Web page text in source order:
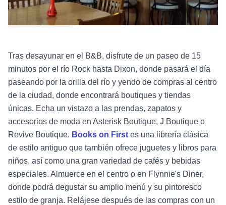
Tras desayunar en el B&B, disfrute de un paseo de 15
minutos por el río Rock hasta Dixon, donde pasará el día
paseando por la orilla del río y yendo de compras al centro
de la ciudad, donde encontrará boutiques y tiendas
únicas. Echa un vistazo a las prendas, zapatos y
accesorios de moda en Asterisk Boutique, J Boutique o
Revive Boutique. Books on First es una librería clásica
de estilo antiguo que también ofrece juguetes y libros para
niños, así como una gran variedad de cafés y bebidas
especiales. Almuerce en el centro o en Flynnie's Diner,
donde podrá degustar su amplio menú y su pintoresco
estilo de granja. Relájese después de las compras con un